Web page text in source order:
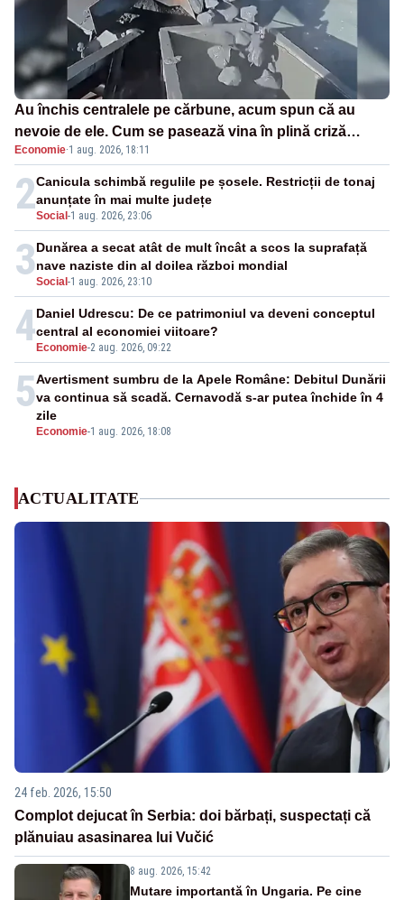
Au închis centralele pe cărbune, acum spun că au
nevoie de ele. Cum se pasează vina în plină criză
energetică
Economie·1 aug. 2026, 18:11
2Social -1 aug. 2026, 23:06
Canicula schimbă regulile pe șosele. Restricții de tonaj
anunțate în mai multe județe
3Social -1 aug. 2026, 23:10
Dunărea a secat atât de mult încât a scos la suprafață
nave naziste din al doilea război mondial
4 Economie-2 aug. 2026, 09:22
Daniel Udrescu: De ce patrimoniul va deveni conceptul
central al economiei viitoare?
5
Economie-1 aug. 2026, 18:08
Avertisment sumbru de la Apele Române: Debitul Dunării
va continua să scadă. Cernavodă s-ar putea închide în 4
zile
ACTUALITATE
24 feb. 2026, 15:50
Complot dejucat în Serbia: doi bărbați, suspectați că
plănuiau asasinarea lui Vučić
8 aug. 2026, 15:42
Mutare importantă în Ungaria. Pe cine